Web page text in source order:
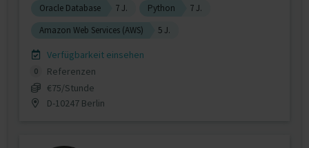
Oracle Database
7 J. Python
7 J.
Amazon Web Services (AWS)
5 J.
Verfügbarkeit einsehen
0
Referenzen
€75/Stunde
D-10247 Berlin